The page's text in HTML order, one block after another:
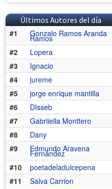
Últimos Autores del día
#1
Gonzalo Ramos Aranda
Ramos
#2
Lopera
#3
Ignacio
#4
jureme
#5
jorge enrique mantilla
#6
DIsseb
#7
Gabriiella Monttero
#8
Dany
#9
Edmundo Aravena
Fernández
#10
poetadeladulcepena
#11
Salva Carrion